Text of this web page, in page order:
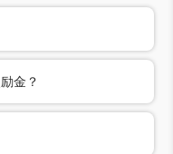
12月31日。您的朋友
金？
奖励将在次月15日记
以及您好友的万里汇